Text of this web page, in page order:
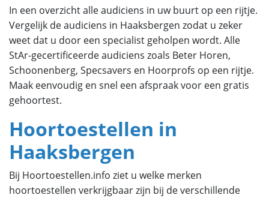
In een overzicht alle audiciens in uw buurt op een rijtje.
Vergelijk de audiciens in Haaksbergen zodat u zeker
weet dat u door een specialist geholpen wordt. Alle
StAr-gecertificeerde audiciens zoals Beter Horen,
Schoonenberg, Specsavers en Hoorprofs op een rijtje.
Maak eenvoudig en snel een afspraak voor een gratis
gehoortest.
Hoortoestellen in
Haaksbergen
Bij Hoortoestellen.info ziet u welke merken
hoortoestellen verkrijgbaar zijn bij de verschillende